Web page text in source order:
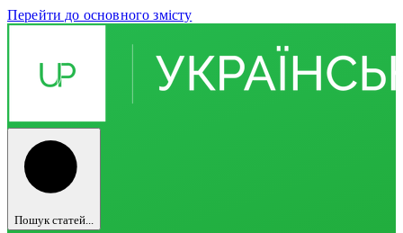
Перейти до основного змісту
Пошук статей...